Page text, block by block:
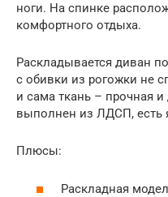
ноги. На спинке
комфортного отдыха.
Раскладывается диван
с обивки из рогожки не
и сама ткань – прочная
выполнен из ЛДСП, есть
Плюсы:
Раскладная